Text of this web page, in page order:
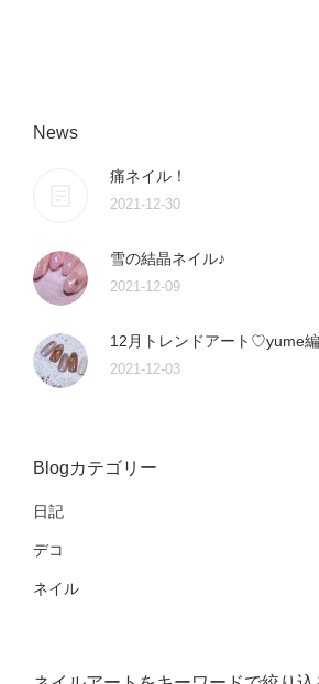
News
痛ネイル！
2021-12-30
雪の結晶ネイル♪
2021-12-09
12月トレンドアート♡yume
2021-12-03
Blogカテゴリー
日記
デコ
ネイル